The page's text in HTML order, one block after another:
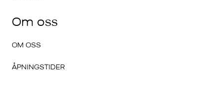
Om oss
OM OSS
ÅPNINGSTIDER